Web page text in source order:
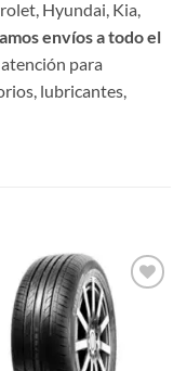
Hyundai, Kia,
envíos a todo el
para
lubricantes,